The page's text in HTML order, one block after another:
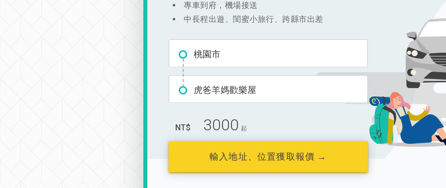
專車到府，機場接送
中長程出遊、閨蜜小旅行、跨縣市出差
桃園市
虎爸羊媽歡樂屋
NT$ 3000 起
輸入地址、位置獲取報價 →